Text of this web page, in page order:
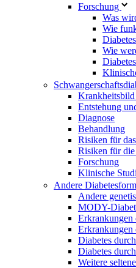
Forschung
Was
Wie
Wie
Entstehung
Diagnose
Behandlung
Risiken für
Risiken für
Forschung
Klinische
Andere
Andere
MODY-
Erkrankungen
Erkrankungen
Diabetes
Diabetes
Weitere